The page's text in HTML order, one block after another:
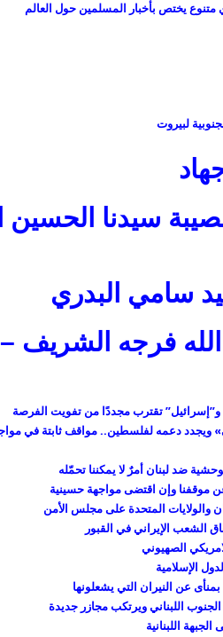
متنوع يختص بأخبار المسلمين حول العالم
لبيروت
سيدنا الحسين
سامي البدري
فرجه الشريف –
و”إسرائيل” تقترب مجددًا من تفويت الفرصة
دعمه لفلسطين.. مواقف ثابتة في
ضد لبنان أمرٌ لا يمكننا تحمّله
موقفنا وإن اقتضى مواجهة حسينية
والولايات المتحدة على مجلس الأمن
الشعب الإيراني في القبور
الإسلامية
عن النيران التي يشعلونها
اللبناني ويرتكب مجازر جديدة
اللبنانية